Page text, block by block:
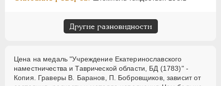
Другие разновидности
Цена на медаль "Учреждение Екатеринославского
наместничества и Таврической области, БД (1783)" -
Копия. Граверы В. Баранов, П. Бобровщиков, зависит от